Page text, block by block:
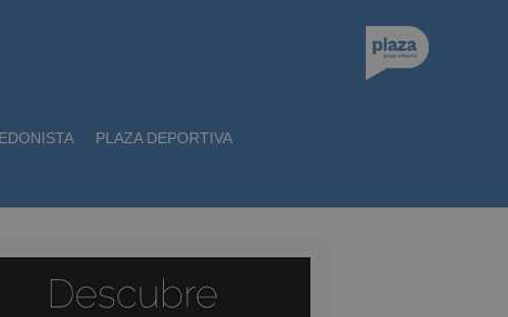
PLAZA DEPORTIVA